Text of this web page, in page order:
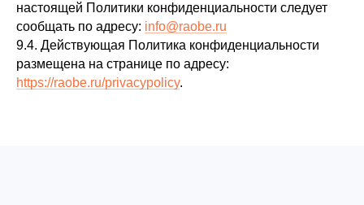
настоящей Политики конфиденциальности следует
сообщать по адресу: info@raobe.ru
9.4. Действующая Политика конфиденциальности
размещена на странице по адресу:
https://raobe.ru/privacypolicy.